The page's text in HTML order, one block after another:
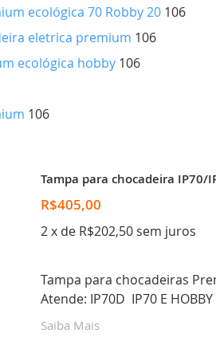
ecológica 70 Robby 20 106
eletrica premium 106
ecológica hobby 106
106
Tampa para chocadeira IP70/
R$405,00
2 x de R$202,50 sem juros
Tampa para chocadeiras
Atende: IP70D IP70 E
Saiba Mais